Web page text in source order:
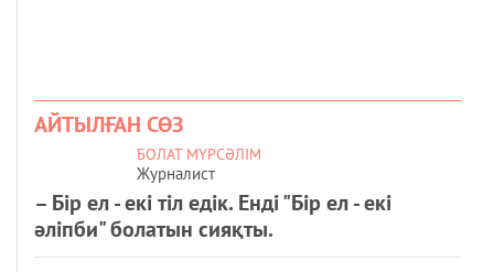
АЙТЫЛҒАН СӨЗ
БОЛАТ МҮРСӘЛІМ
Журналист
– Бір ел - екі тіл едік. Енді "Бір ел - екі
әліпби" болатын сияқты.